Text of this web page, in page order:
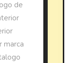
de
marca